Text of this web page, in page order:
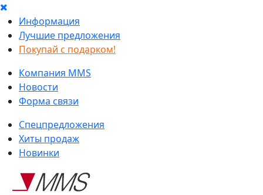
Информация
Лучшие предложения
Покупай с подарком!
Компания MMS
Новости
Форма связи
Спецпредложения
Хиты продаж
Новинки